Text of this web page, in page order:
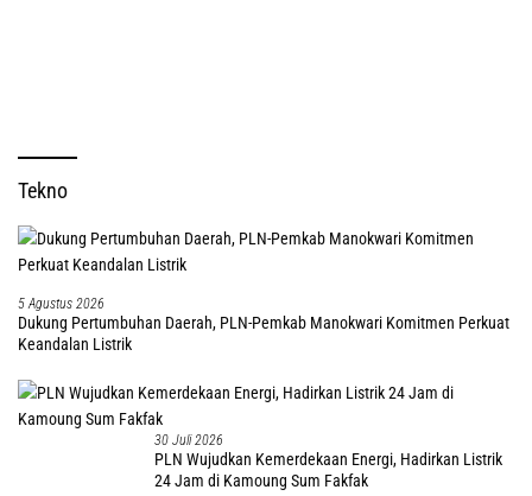
Tekno
5 Agustus 2026
Dukung Pertumbuhan Daerah, PLN-Pemkab Manokwari Komitmen Perkuat
Keandalan Listrik
30 Juli 2026
PLN Wujudkan Kemerdekaan Energi, Hadirkan Listrik
24 Jam di Kamoung Sum Fakfak